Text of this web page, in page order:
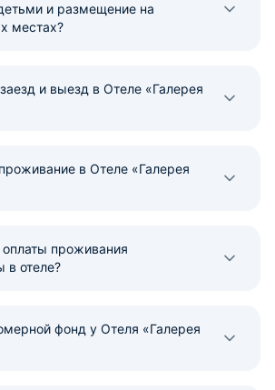
и размещение на
местах?
и выезд в Отеле «Галерея
в Отеле «Галерея
проживания
в отеле?
фонд у Отеля «Галерея